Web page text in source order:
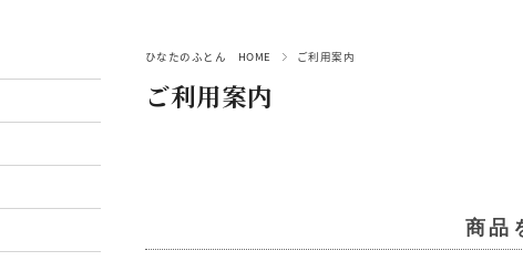
ひなたのふとん HOME ご利用案内
ご利用案内
商品